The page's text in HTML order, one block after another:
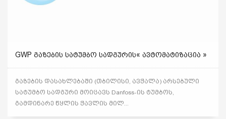
GWP ᲒᲐᲖᲔᲑᲘᲡ ᲡᲐᲢᲣᲛᲑᲝ ᲡᲐᲓᲒᲣᲠᲘᲡ« ᲐᲕᲢᲝᲛᲐᲢᲘᲖᲐᲪᲘᲐ »
გაზების დასახლებაში (თბილისი, ავჭალა) არსებული
სატუმბო სადგური მოიცავს Danfoss-ის ტუმბოს,
გამდინარე წყლის ჭავლის მილ...